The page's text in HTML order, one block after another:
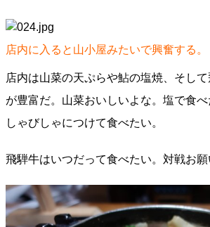
店内に入ると山小屋みたいで興奮する。
店内は山菜の天ぷらや鮎の塩焼、そし
が豊富だ。山菜おいしいよな。塩で食
しゃびしゃにつけて食べたい。
飛騨牛はいつだって食べたい。対戦お願